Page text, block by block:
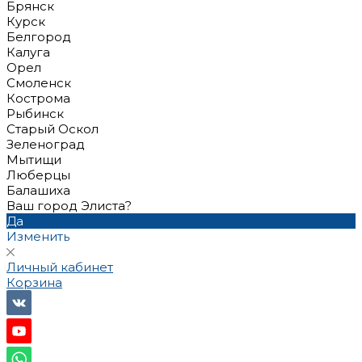
Брянск
Курск
Белгород
Калуга
Орел
Смоленск
Кострома
Рыбинск
Старый Оскол
Зеленоград
Мытищи
Люберцы
Балашиха
Ваш город Элиста?
Да
Изменить
Личный кабинет
Корзина